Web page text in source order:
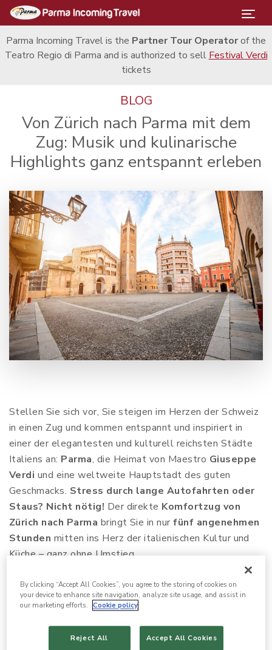
Parma Incoming Travel is the Partner Tour Operatorof the
Teatro Regio di Parma and is authorized to sell Festival Verdi
tickets
BLOG
Von Zürich nach Parma mit dem
Zug: Musik und kulinarische
Highlights ganz entspannt erleben
Stellen Sie sich vor, Sie steigen im Herzen der Schweiz
in einen Zug und kommen entspannt und inspiriert in
einer der elegantesten und kulturell reichsten Städte
Italiens an: Parma, die Heimat von Maestro Giuseppe
Verdi und eine weltweite Hauptstadt des guten
Geschmacks. Stress durch lange Autofahrten oder
Staus? Nicht nötig! Der direkte Komfortzug von
Zürich nach Parma bringt Sie in nurfünf angenehmen
Stunden mitten ins Herz der italienischen Kultur und
Küche – ganz ohne Umstieg.
Vergessen Sie Flughafentransfers, lange
Warteschlangen oder Mietwagen. Derdirekte
Komfortzug von Zürich nach Parma
kulturelle Hochburgen Europas auf besonders
angenehme Weise – in nur fünf Stunden. Die Fahrt
By clicking “Accept All Cookies”, you agree to the storing of cookies on
your device to enhance site navigation, analyze site usage, and assist in
our marketing efforts. Cookie policy
Reject All Accept All Cookies